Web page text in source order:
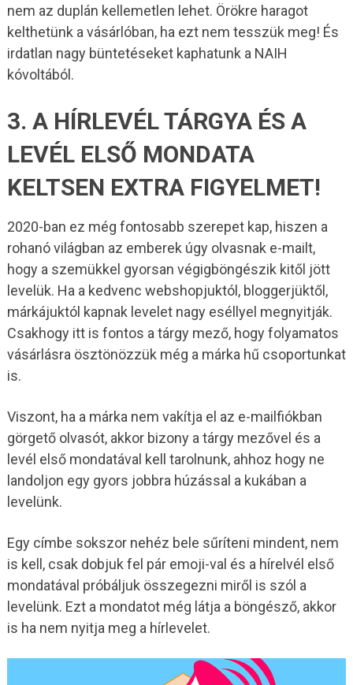
nem az duplán kellemetlen lehet. Örökre haragot
kelthetünk a vásárlóban, ha ezt nem tesszük meg! És
irdatlan nagy büntetéseket kaphatunk a NAIH
kóvoltából.
3. A HÍRLEVÉL TÁRGYA ÉS A
LEVÉL ELSŐ MONDATA
KELTSEN EXTRA FIGYELMET!
2020-ban ez még fontosabb szerepet kap, hiszen a
rohanó világban az emberek úgy olvasnak e-mailt,
hogy a szemükkel gyorsan végigböngészik kitől jött
levelük. Ha a kedvenc webshopjuktól, bloggerjüktől,
márkájuktól kapnak levelet nagy eséllyel megnyitják.
Csakhogy itt is fontos a tárgy mező, hogy folyamatos
vásárlásra ösztönözzük még a márka hű csoportunkat
is.
Viszont, ha a márka nem vakítja el az e-mailfiókban
görgető olvasót, akkor bizony a tárgy mezővel és a
levél első mondatával kell tarolnunk, ahhoz hogy ne
landoljon egy gyors jobbra húzással a kukában a
levelünk.
Egy címbe sokszor nehéz bele sűríteni mindent, nem
is kell, csak dobjuk fel pár emoji-val és a hírelvél első
mondatával próbáljuk összegezni miről is szól a
levelünk. Ezt a mondatot még látja a böngésző, akkor
is ha nem nyitja meg a hírlevelet.